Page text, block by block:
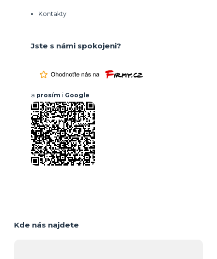
Kontakty
Jste s námi spokojeni?
a prosím i Google
Kde nás najdete